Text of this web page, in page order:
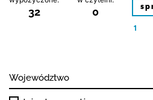
32 0
1
Województwo